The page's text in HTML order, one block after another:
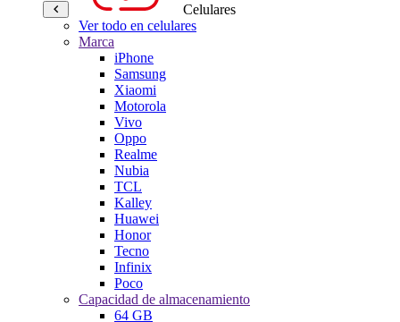
Celulares
Ver todo en celulares
Marca
iPhone
Samsung
Xiaomi
Motorola
Vivo
Oppo
Realme
Nubia
TCL
Kalley
Huawei
Honor
Tecno
Infinix
Poco
Capacidad de almacenamiento
64 GB